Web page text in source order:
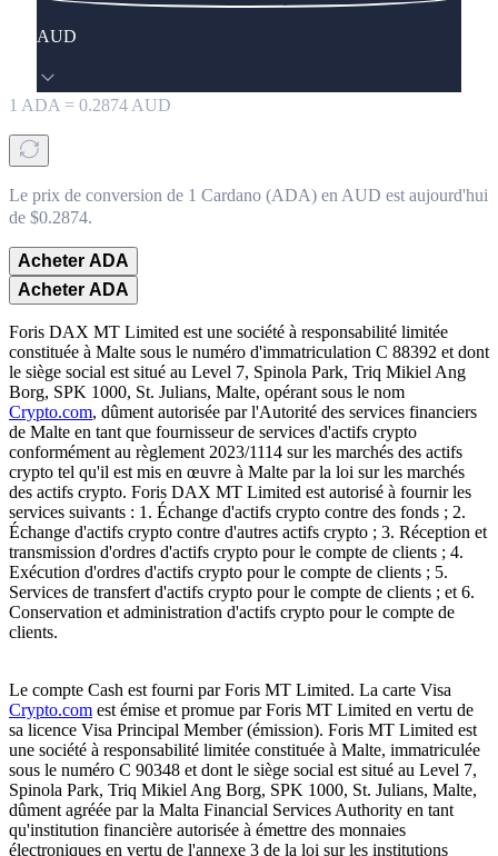
AUD
1 ADA = 0.2874 AUD
Le prix de conversion de 1 Cardano (ADA) en AUD est aujourd'hui
de $0.2874.
Acheter ADA
Acheter ADA
Foris DAX MT Limited est une société à responsabilité limitée
constituée à Malte sous le numéro d'immatriculation C 88392 et dont
le siège social est situé au Level 7, Spinola Park, Triq Mikiel Ang
Borg, SPK 1000, St. Julians, Malte, opérant sous le nom
Crypto.com, dûment autorisée par l'Autorité des services financiers
de Malte en tant que fournisseur de services d'actifs crypto
conformément au règlement 2023/1114 sur les marchés des actifs
crypto tel qu'il est mis en œuvre à Malte par la loi sur les marchés
des actifs crypto. Foris DAX MT Limited est autorisé à fournir les
services suivants : 1. Échange d'actifs crypto contre des fonds ; 2.
Échange d'actifs crypto contre d'autres actifs crypto ; 3. Réception et
transmission d'ordres d'actifs crypto pour le compte de clients ; 4.
Exécution d'ordres d'actifs crypto pour le compte de clients ; 5.
Services de transfert d'actifs crypto pour le compte de clients ; et 6.
Conservation et administration d'actifs crypto pour le compte de
clients.
Le compte Cash est fourni par Foris MT Limited. La carte Visa
Crypto.com est émise et promue par Foris MT Limited en vertu de
sa licence Visa Principal Member (émission). Foris MT Limited est
une société à responsabilité limitée constituée à Malte, immatriculée
sous le numéro C 90348 et dont le siège social est situé au Level 7,
Spinola Park, Triq Mikiel Ang Borg, SPK 1000, St. Julians, Malte,
dûment agréée par la Malta Financial Services Authority en tant
qu'institution financière autorisée à émettre des monnaies
électroniques en vertu de l'annexe 3 de la loi sur les institutions